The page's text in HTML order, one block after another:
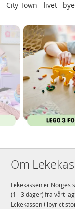
City Town - livet i
Om
Lekekassen er Norges
(1 - 3 dager) fra vårt
Lekekassen tilbyr et